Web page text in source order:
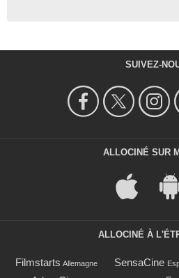
SUIVEZ-
ALLOCINÉ SUR
ALLOCINÉ À
Filmstarts Allemagne SensaCine